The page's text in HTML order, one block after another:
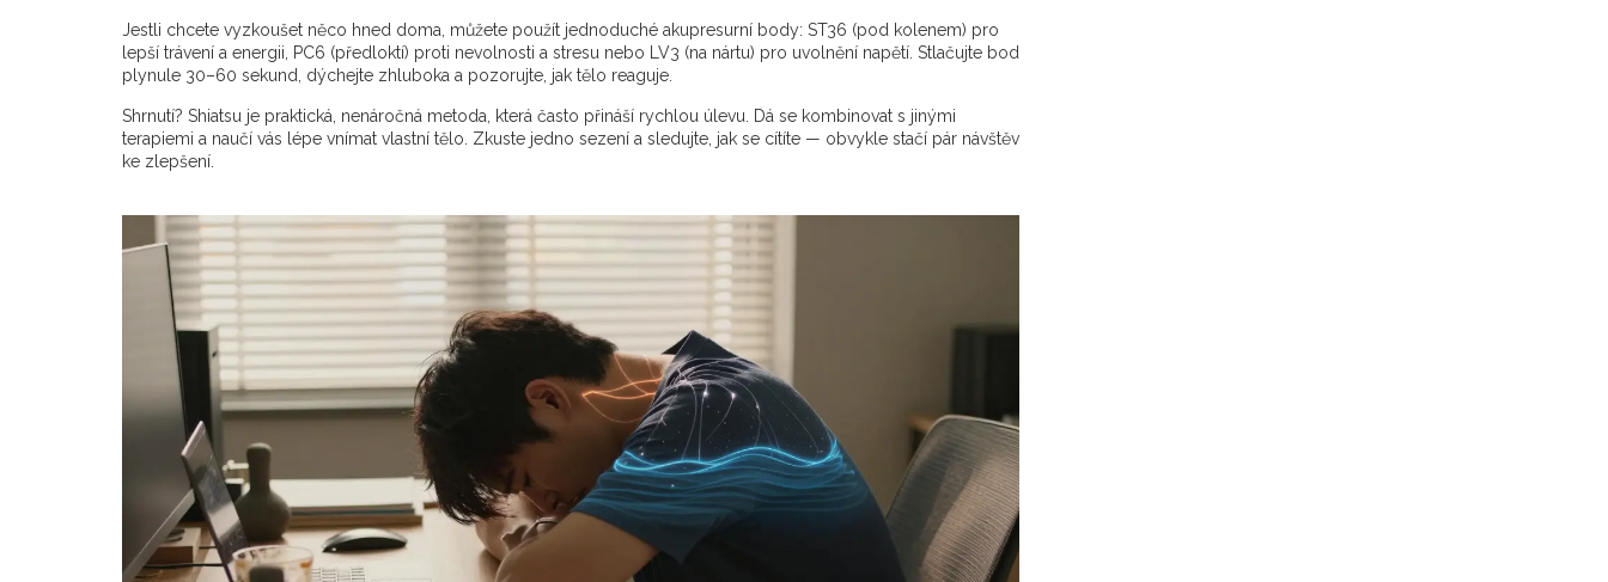
Jestli chcete vyzkoušet něco hned doma, můžete použít jednoduché akupresurní body: ST36 (pod kolenem) pro
lepší trávení a energii, PC6 (předloktí) proti nevolnosti a stresu nebo LV3 (na nártu) pro uvolnění napětí. Stlačujte bod
plynule 30–60 sekund, dýchejte zhluboka a pozorujte, jak tělo reaguje.
Shrnutí? Shiatsu je praktická, nenáročná metoda, která často přináší rychlou úlevu. Dá se kombinovat s jinými
terapiemi a naučí vás lépe vnímat vlastní tělo. Zkuste jedno sezení a sledujte, jak se cítíte — obvykle stačí pár návštěv
ke zlepšení.